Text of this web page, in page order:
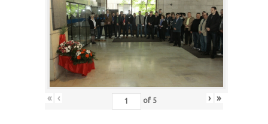
« ‹ of 5 › »